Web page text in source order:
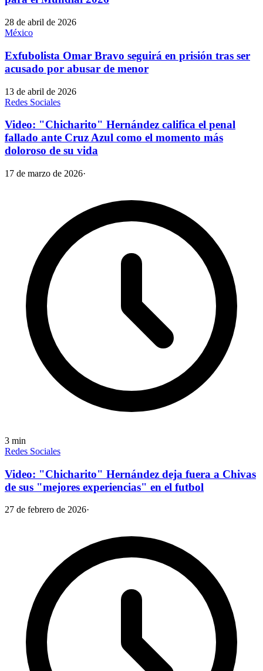
28 de abril de 2026
México
Exfubolista Omar Bravo seguirá en prisión tras ser
acusado por abusar de menor
13 de abril de 2026
Redes Sociales
Video: "Chicharito" Hernández califica el penal
fallado ante Cruz Azul como el momento más
doloroso de su vida
17 de marzo de 2026·
3 min
Redes Sociales
Video: "Chicharito" Hernández deja fuera a Chivas
de sus "mejores experiencias" en el futbol
27 de febrero de 2026·